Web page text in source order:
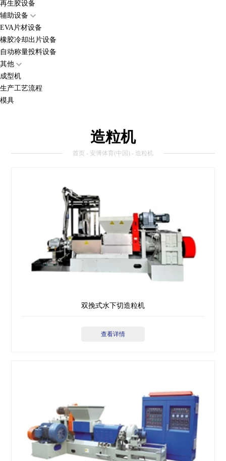
再生胶设备
辅助设备
EVA片材设备
橡胶冷却出片设备
自动称量投料设备
其他
成型机
生产工艺流程
模具
造粒机
首页 - 安博体育(中国) - 造粒机
双挽式水下切造粒机
查看详情